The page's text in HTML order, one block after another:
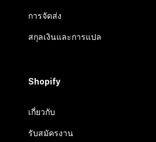
การจัดส่ง
สกุลเงินและการแปล
Shopify
เกี่ยวกับ
รับสมัครงาน